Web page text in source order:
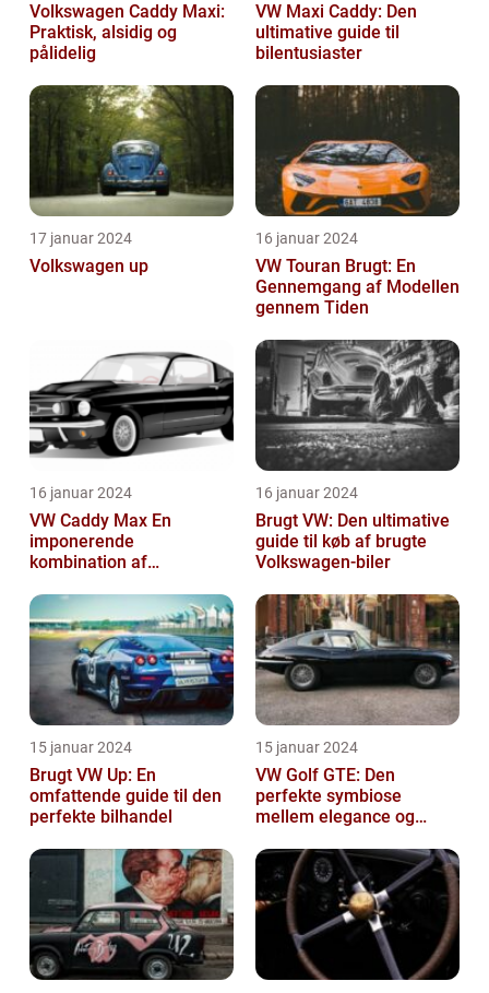
Volkswagen Caddy Maxi:
Praktisk, alsidig og
pålidelig
VW Maxi Caddy: Den
ultimative guide til
bilentusiaster
17 januar 2024
Volkswagen up
16 januar 2024
VW Touran Brugt: En
Gennemgang af Modellen
gennem Tiden
16 januar 2024
VW Caddy Max En
imponerende
kombination af
og komfort
16 januar 2024
Brugt VW: Den ultimative
guide til køb af brugte
Volkswagen-biler
15 januar 2024
Brugt VW Up: En
omfattende guide til den
perfekte bilhandel
15 januar 2024
VW Golf GTE: Den
perfekte symbiose
mellem elegance og